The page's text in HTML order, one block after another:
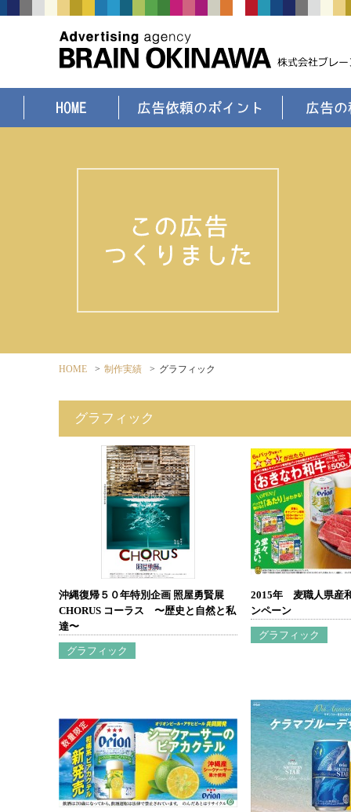
HOME > 制作実績 > グラフィック
グラフィック
沖縄復帰５０年特別企画 照屋勇賢展
CHORUS コーラス 〜歴史と自然と私
達〜
グラフィック
2015年 麦職人県産
ンペーン
グラフィック